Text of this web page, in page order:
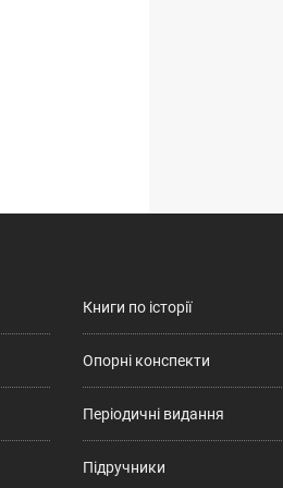
Книги по історії
Опорні конспекти
Періодичні видання
Підручники